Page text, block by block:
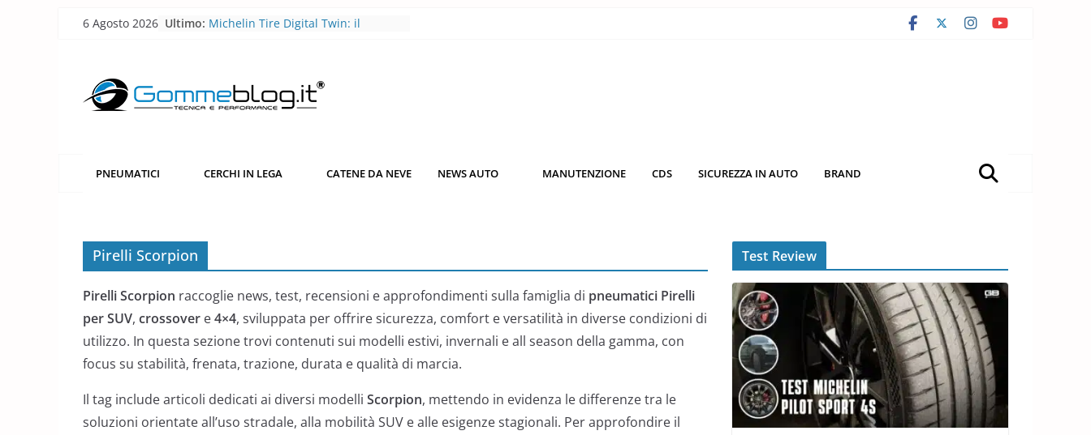
6 Agosto 2026 Ultimo: Michelin Tire Digital Twin: il
corsa diventa laboratorio per il
futuro
pneumatico che porta la Porsche
PNEUMATICI CERCHI IN LEGA CATENE DA NEVE NEWS AUTO MANUTENZIONE CDS SICUREZZA IN AUTO BRAND
Pirelli Scorpion
Pirelli Scorpion raccoglie news, test, recensioni e approfondimenti sulla famiglia di pneumatici Pirelli
per SUV, crossover e4×4, sviluppata per offrire sicurezza, comfort e versatilità in diverse condizioni di
utilizzo. In questa sezione trovi contenuti sui modelli estivi, invernali e all season della gamma, con
focus su stabilità, frenata, trazione, durata e qualità di marcia.
Il tag include articoli dedicati ai diversi modelli Scorpion, mettendo in evidenza le differenze tra le
soluzioni orientate all’uso stradale, alla mobilità SUV e alle esigenze stagionali. Per approfondire il
Test Review